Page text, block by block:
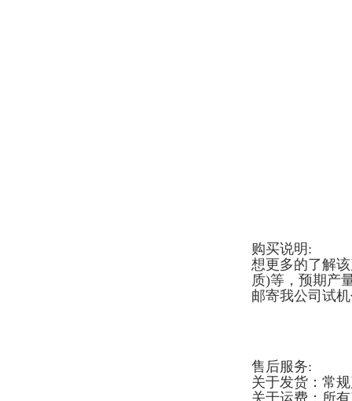
购买说明:
想更多的了解
质)等，预期产
邮寄我公司试
售后服务:
关于发货：常
关于运费：所